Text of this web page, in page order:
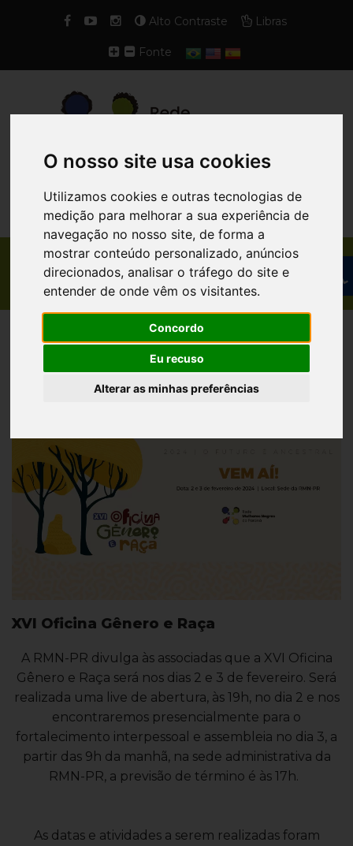
O nosso site usa cookies
Utilizamos cookies e outras tecnologias de
medição para melhorar a sua experiência de
navegação no nosso site, de forma a
mostrar conteúdo personalizado, anúncios
direcionados, analisar o tráfego do site e
entender de onde vêm os visitantes.
Concordo
Eu recuso
Alterar as minhas preferências
Alto Contraste Libras
Fonte
NOTÍCIA COMPLETA
XVI Oficina Gênero e Raça
A RMN-PR divulga às associadas que a XVI Oficina
Gênero e Raça será nos dias 2 e 3 de fevereiro. Será
realizada uma live de abertura, às 19h, no dia 2 e nos
encontraremos presencialmente para o
fortalecimento interpessoal e assembleia no dia 3, a
partir das 9h da manhã, na sede administrativa da
RMN-PR, a previsão de término é às 17h.
As datas e atividades a serem realizadas foram